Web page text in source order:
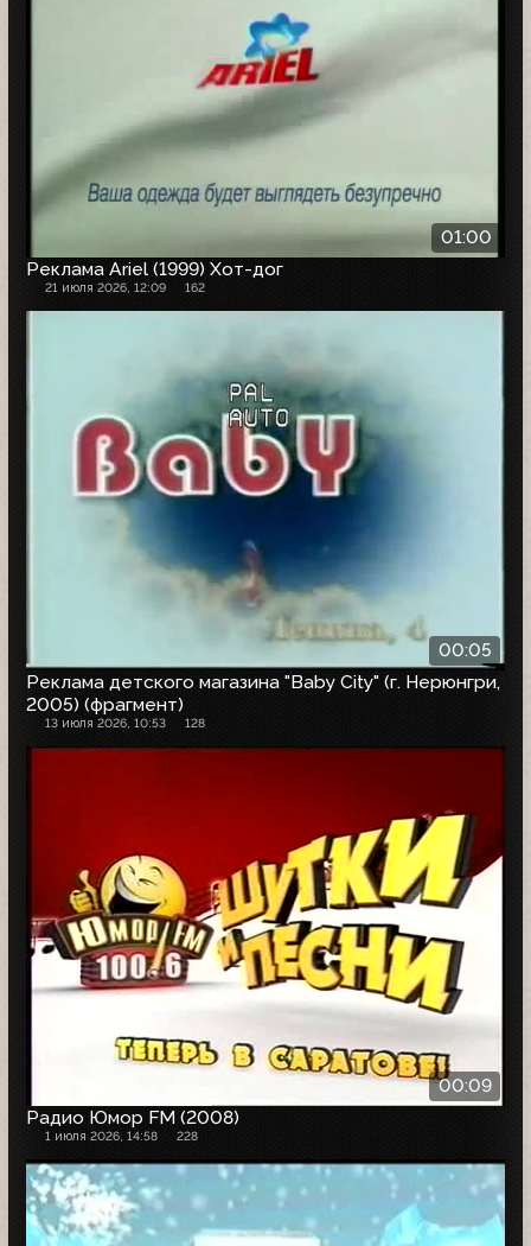
01:00
Реклама Ariel (1999) Хот-дог
21 июля 2026, 12:09 162
00:05
Реклама детского магазина "Baby City" (г. Нерюнгри,
2005) (фрагмент)
13 июля 2026, 10:53 128
00:09
Радио Юмор FM (2008)
1 июля 2026, 14:58 228